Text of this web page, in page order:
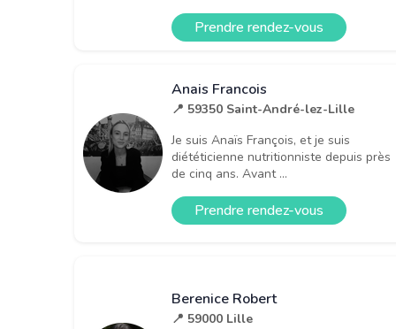
Prendre rendez-vous
Anais Francois
📍 59350 Saint-André-lez-Lille
Je suis Anaïs François, et je suis
diététicienne nutritionniste depuis près
de cinq ans. Avant ...
Prendre rendez-vous
Berenice Robert
📍 59000 Lille